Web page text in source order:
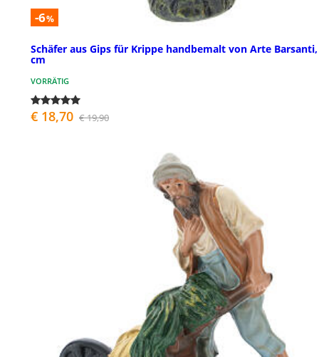
-6%
Schäfer aus Gips für Krippe handbemalt von Arte Barsanti,
cm
VORRÄTIG
€ 18,70 € 19,90